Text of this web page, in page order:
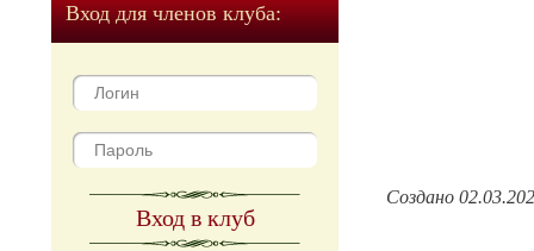
Вход для членов клуба:
Вход в клуб
Создано